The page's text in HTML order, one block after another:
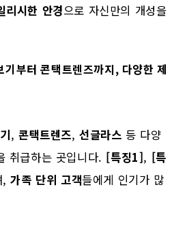
리시한 안경으로 자신만의 개성을
부터 콘택트렌즈까지, 다양한 제
,콘택트렌즈,선글라스 등 다양
취급하는 곳입니다. [특징1], [특
,가족 단위 고객들에게 인기가 많